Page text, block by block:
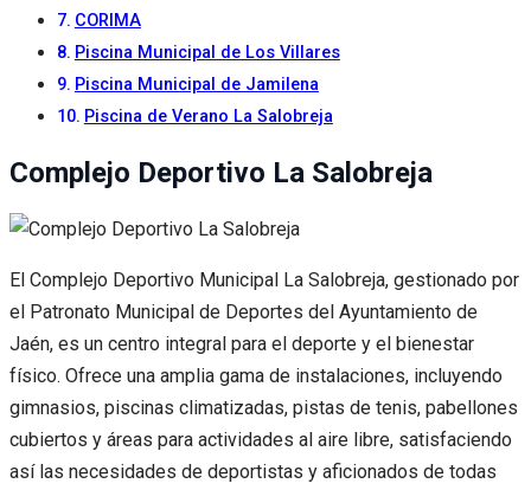
CORIMA
Piscina Municipal de Los Villares
Piscina Municipal de Jamilena
Piscina de Verano La Salobreja
Complejo Deportivo La Salobreja
El Complejo Deportivo Municipal La Salobreja, gestionado por
el Patronato Municipal de Deportes del Ayuntamiento de
Jaén, es un centro integral para el deporte y el bienestar
físico. Ofrece una amplia gama de instalaciones, incluyendo
gimnasios, piscinas climatizadas, pistas de tenis, pabellones
cubiertos y áreas para actividades al aire libre, satisfaciendo
así las necesidades de deportistas y aficionados de todas